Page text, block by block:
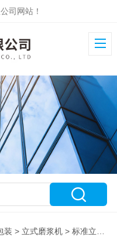
司网站！
装 > 立式磨浆机 > 标准立式磨浆机ZB-PFI